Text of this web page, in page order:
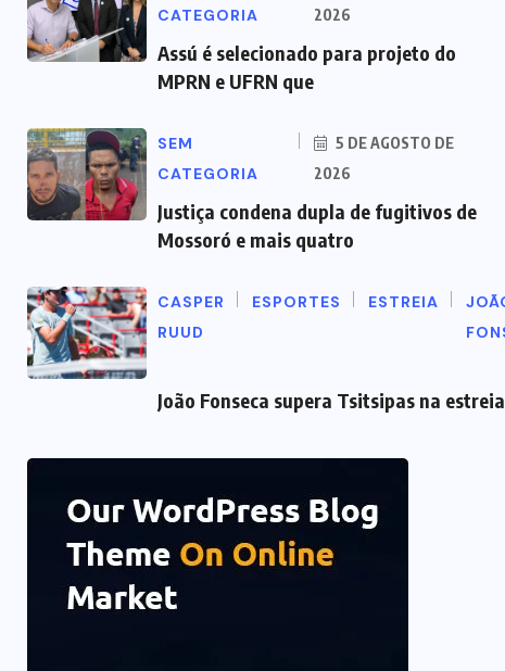
CATEGORIA
2026
Assú é selecionado para projeto do
MPRN e UFRN que
SEM
CATEGORIA
5 DE AGOSTO DE
2026
Justiça condena dupla de fugitivos de
Mossoró e mais quatro
CASPER
RUUD
ESPORTES ESTREIA
João Fonseca supera Tsitsipas na